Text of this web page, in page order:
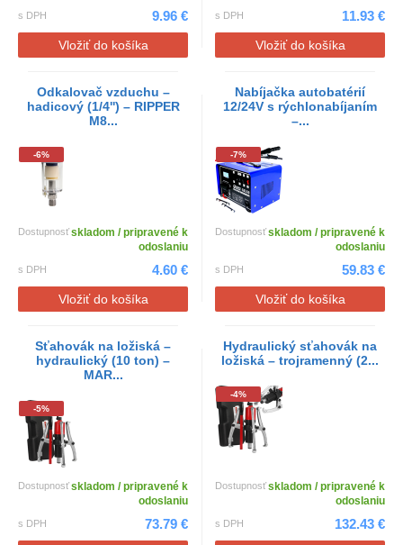
s DPH 9.96 €
Vložiť do košíka
s DPH 11.93 €
Vložiť do košíka
Odkalovač vzduchu –
hadicový (1/4'') – RIPPER
M8...
-6%
Dostupnosťskladom / pripravené k
odoslaniu
s DPH 4.60 €
Vložiť do košíka
Nabíjačka autobatérií
12/24V s rýchlonabíjaním
–...
-7%
Dostupnosťskladom / pripravené k
odoslaniu
s DPH 59.83 €
Vložiť do košíka
Sťahovák na ložiská –
hydraulický (10 ton) –
MAR...
-5%
Dostupnosťskladom / pripravené k
odoslaniu
s DPH 73.79 €
Hydraulický sťahovák na
ložiská – trojramenný (2...
-4%
Dostupnosťskladom / pripravené k
odoslaniu
s DPH 132.43 €